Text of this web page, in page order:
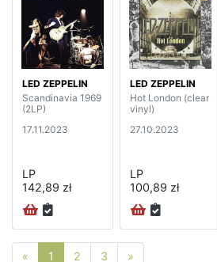
LED ZEPPELIN
Scandinavia 1969
(2LP)
17.11.2023
LP
142,89 zł
LED ZEPPELIN
Hot London (clear
vinyl)
27.10.2023
LP
100,89 zł
« Poprzednia strona
1 2 3 »